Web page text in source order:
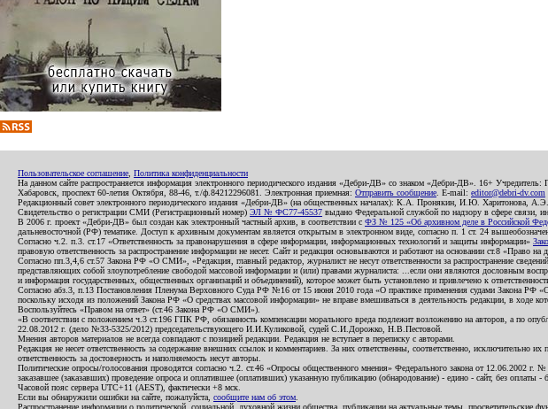
Пользовательское соглашение Политика конфиденциальности
На данном сайте распространяется информация электронного периодического издания «Дебри-ДВ» со знаком «Дебри-ДВ». 16+
Хабаровск, проспект 60-летия Октября, 88-46, т./ф.84212296081. Электронная приемная: Отправить сообщение . E-mail: editor@debri-dv.com
Редакционный совет электронного периодического издания «Дебри-ДВ» (на общественных началах): К.А. Пронякин, И.Ю.
Свидетельство о регистрации СМИ (Регистрационный номер) ЭЛ № ФС77-45537 выдано Федеральной службой по надзору в сфере связи,
В 2006 г. проект «Дебри-ДВ» был создан как электронный частный архив, в соответствии с ФЗ № 125 «Об архивном деле в Российской
дальневосточной (РФ) тематике. Доступ к архивным документам является открытым в электронном виде, согласно п. 1 ст. 24
Согласно ч.2. п.3. ст.17 «Ответственность за правонарушения в сфере информации, информационных технологий и защиты информации»
правовую ответственность за распространение информации не несет. Сайт и редакция основываются и работают на основании ст.8 «Право
Согласно пп.3,4,6 ст.57 Закона РФ «О СМИ», «Редакция, главный редактор, журналист не несут ответственности за распространение
представляющих собой злоупотребление свободой массовой информации и (или) правами журналиста: ...если они являются дословным
и информация государственных, общественных организаций и объединений), которое может быть установлено и привлечено к
Согласно абз.3, п.13 Постановления Пленума Верховного Суда РФ №16 от 15 июня 2010 года «О практике применения судами Закона РФ
поскольку исходя из положений Закона РФ «О средствах массовой информации» не вправе вмешиваться в деятельность редакции, в ходе
Воспользуйтесь «Правом на ответ» (ст.46 Закона РФ «О СМИ»).
«В соответствии с положением ч.3 ст.196 ГПК РФ, обязанность компенсации морального вреда подлежит возложению на авторов, а по
22.08.2012 г. (дело №33-5325/2012) председательствующего И.И.Куликовой, судей С.И.Дорожко, Н.В.Пестовой.
Мнения авторов материалов не всегда совпадают с позицией редакции. Редакция не вступает в переписку с авторами.
Редакция не несет ответственность за содержание внешних ссылок и комментариев. За них ответственны, соответственно,
ответственность за достоверность и наполняемость несут авторы.
Политические опросы/голосования проводятся согласно ч.2. ст.46 «Опросы общественного мнения» Федерального закона от 12.06.2002
заказавшее (заказавших) проведение опроса и оплатившее (оплативших) указанную публикацию (обнародование) - едино - сайт, без оплаты -
Часовой пояс сервера UTC+11 (AEST), фактически +8 мск.
Если вы обнаружили ошибки на сайте, пожалуйста, сообщите нам об этом
Распространение информации о политической, социальной, духовной жизни общества, публикации на актуальные темы,